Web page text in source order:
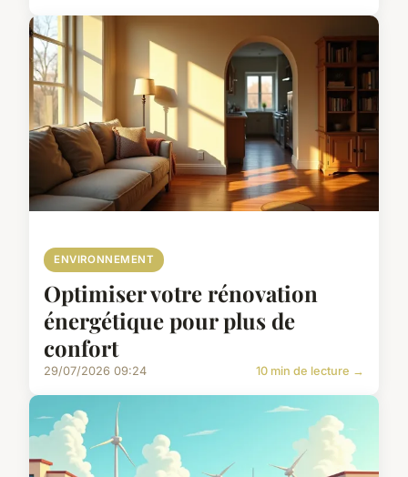
ENVIRONNEMENT
Optimiser votre rénovation
énergétique pour plus de
confort
29/07/2026 09:24 10 min de lecture →